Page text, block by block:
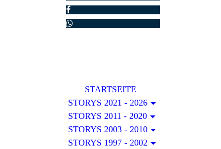
STARTSEITE
STORYS 2021 - 2026
STORYS 2011 - 2020
STORYS 2003 - 2010
STORYS 1997 - 2002